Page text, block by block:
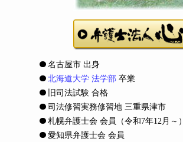
名古屋市 出身
北海道大学 法学部 卒業
旧司法試験 合格
司法修習実務修習地 三重県津市
札幌弁護士会 会員
（令和7年12月～）
愛知県弁護士会 会員